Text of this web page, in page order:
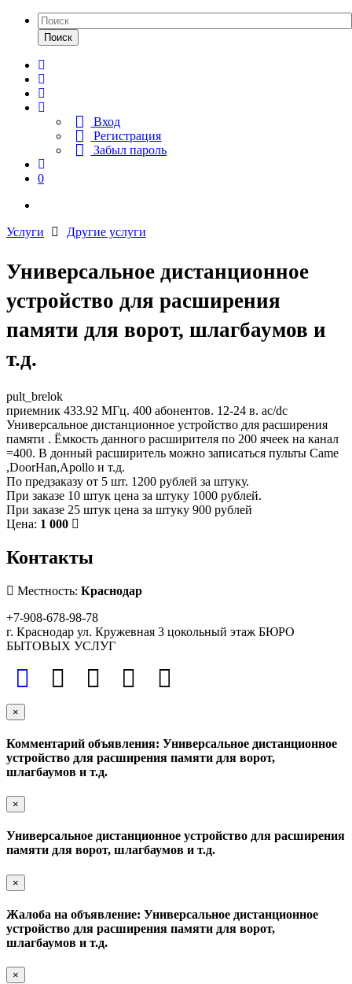
Поиск
Вход
Регистрация
Забыл пароль
0
Услуги Другие услуги
Универсальное дистанционное
устройство для расширения
памяти для ворот, шлагбаумов и
т.д.
pult_brelok
приемник 433.92 МГц. 400 абонентов. 12-24 в. ac/dc
Универсальное дистанционное устройство для расширения
памяти . Ёмкость данного расширителя по 200 ячеек на канал
=400. В донный расширитель можно записаться пульты Came
,DoorHan,Apollo и т.д.
По предзаказу от 5 шт. 1200 рублей за штуку.
При заказе 10 штук цена за штуку 1000 рублей.
При заказе 25 штук цена за штуку 900 рублей
Цена: 1 000
Контакты
Местность: Краснодар
+7-908-678-98-78
г. Краснодар ул. Кружевная 3 цокольный этаж БЮРО
БЫТОВЫХ УСЛУГ
×
Комментарий объявления: Универсальное дистанционное
устройство для расширения памяти для ворот,
шлагбаумов и т.д.
×
Универсальное дистанционное устройство для расширения
памяти для ворот, шлагбаумов и т.д.
×
Жалоба на объявление: Универсальное дистанционное
устройство для расширения памяти для ворот,
шлагбаумов и т.д.
×